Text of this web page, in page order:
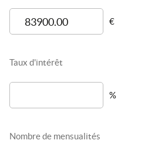
€
Taux d'intérêt
%
Nombre de mensualités